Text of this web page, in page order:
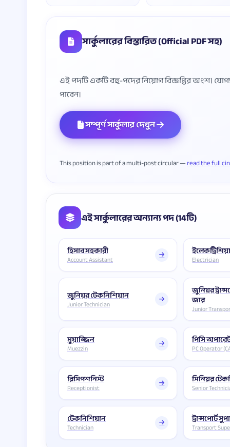
সার্কুলারের বিস্তারিত (Official PDF সহ)
এই পদটি একটি বহু-পদের নিয়োগ বিজ্ঞপ্তির অংশ।
সম্পূর্ণ সার্কুলার দেখুন
This position is part of a multi-post circular —read the full
এই সার্কুলারের অন্যান্য পদ (14টি)
হিসাব সহকারী
Account Assistant Electrician
জুনিয়র টেকনিশিয়ান
Junior Technician
জুনিয়র
জার
Junior
মুয়াজ্জিন
Muezzin
পিসি
PC Operator
রিসিপশনিস্ট
Receptionist
সিনিয়র
Senior
টেকনিশিয়ান
Technician
ট্রান্সপোর্ট
Transport